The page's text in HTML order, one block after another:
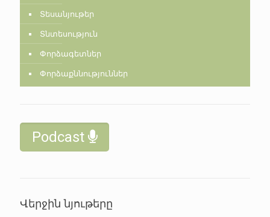
Տեսանյութեր
Տնտեսություն
Փորձագետներ
Փորձաքննություններ
Podcast
Վերջին նյութերը